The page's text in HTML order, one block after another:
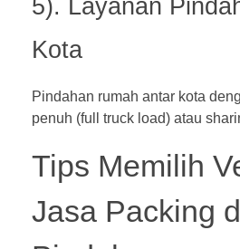
5). Layanan
Kota
Pindahan rumah antar kota
penuh (full truck load) atau
Tips Memilih
Jasa Packing